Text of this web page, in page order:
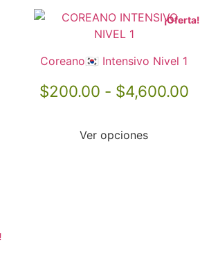
¡Oferta!
Coreano🇰🇷 Intensivo Nivel 1
$200.00 - $4,600.00
Ver opciones